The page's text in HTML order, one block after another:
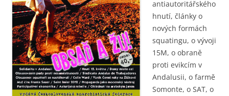
antiautoritářského
hnutí, články o
nových formách
squatingu, o vývoji
15M, o obraně
proti evikcím v
Andalusii, o farmě
Somonte, o SAT, o